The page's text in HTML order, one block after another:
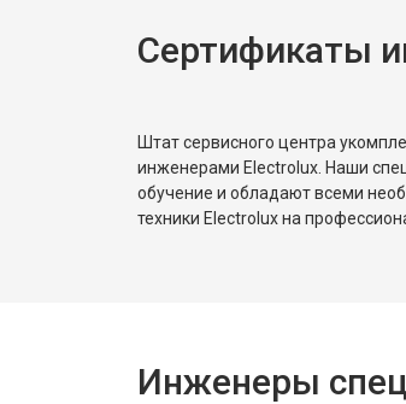
Сертификаты
Штат сервисного центра
инженерами Electrolux. Наши
обучение и обладают всеми
техники Electrolux на
Инженеры